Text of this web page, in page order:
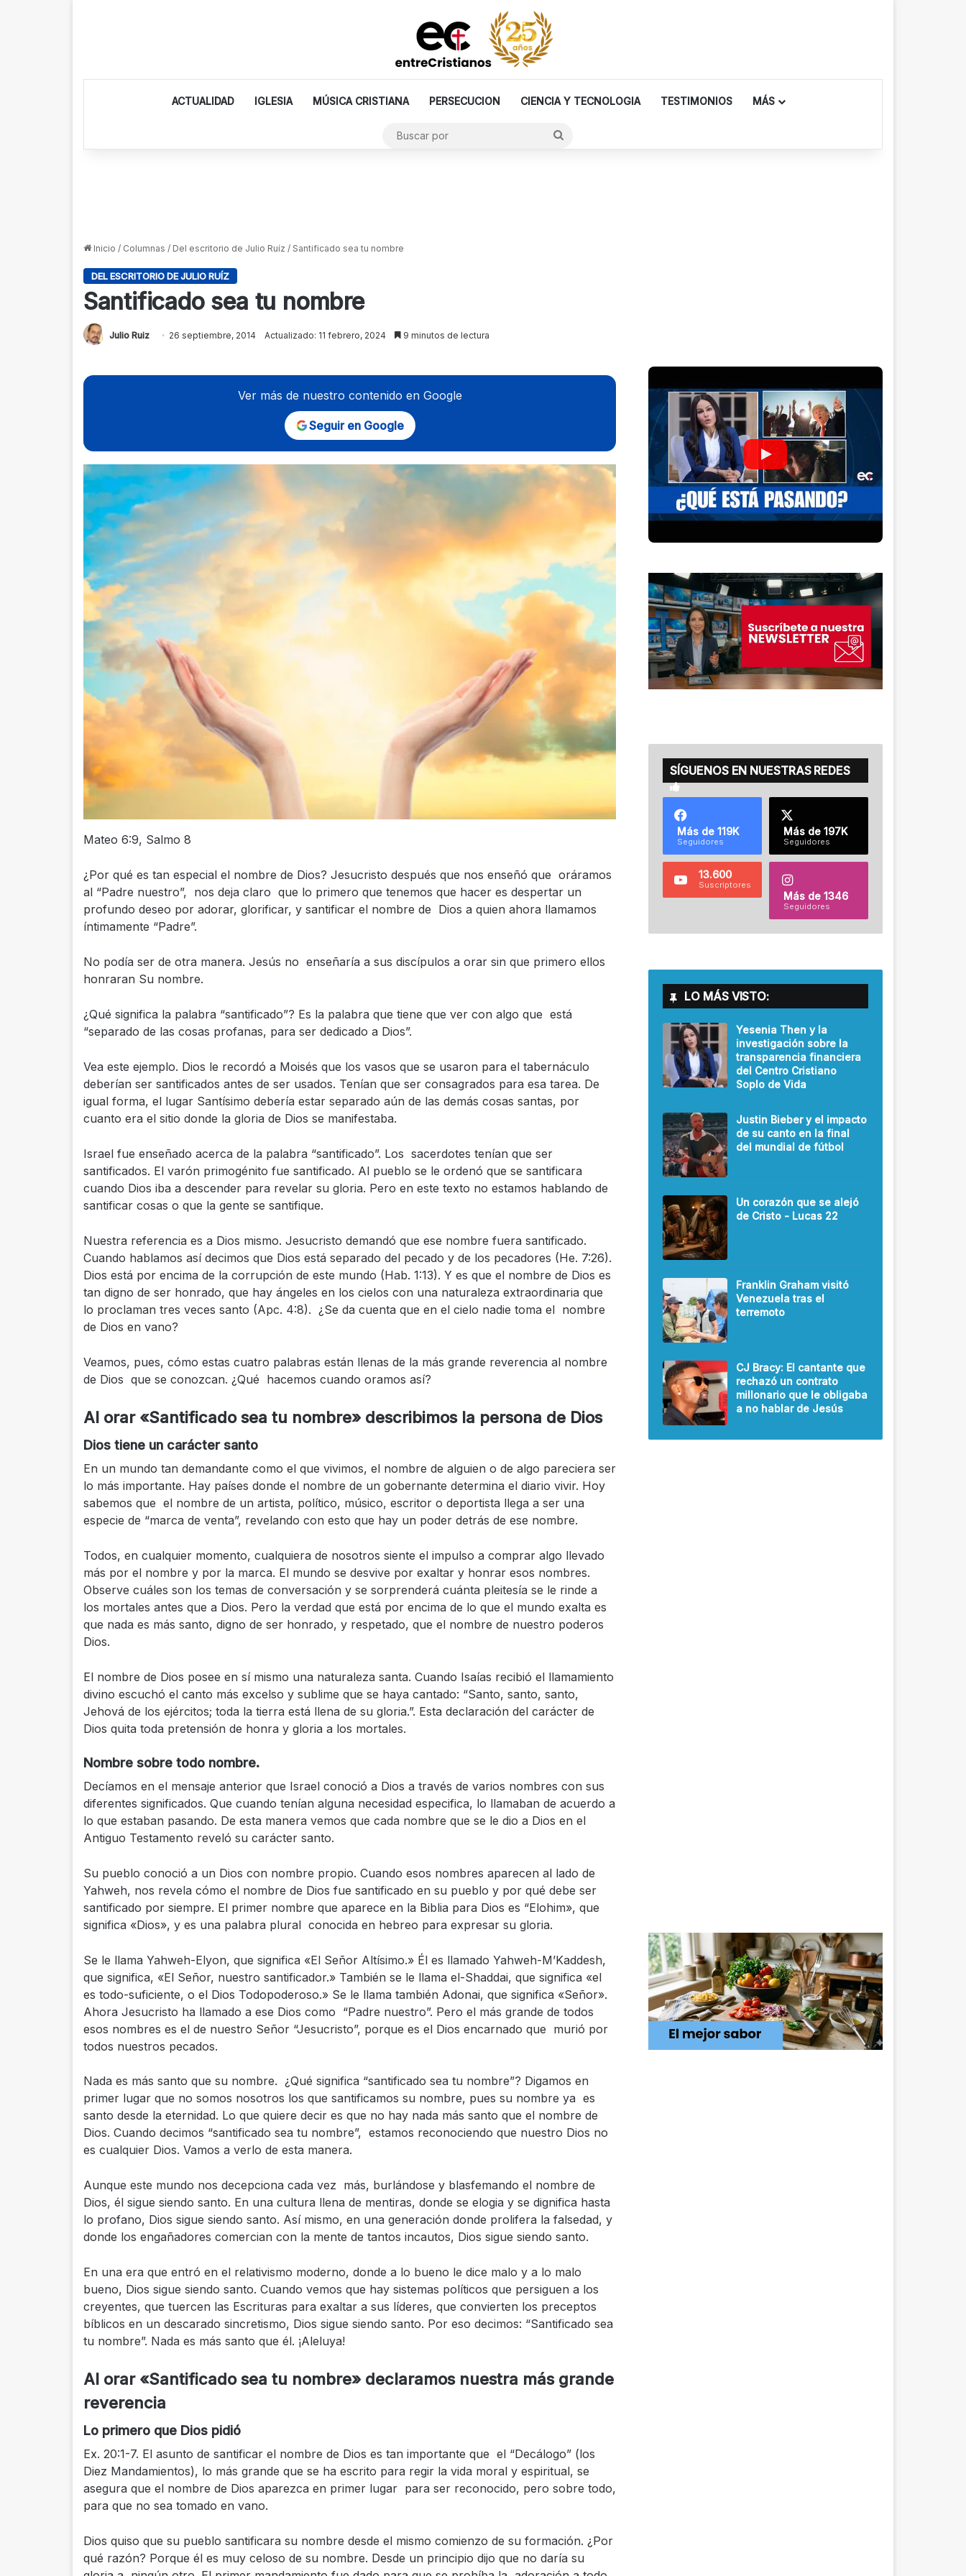
ACTUALIDAD IGLESIA MÚSICA CRISTIANA PERSECUCION CIENCIA Y TECNOLOGIA TESTIMONIOS MÁS
Inicio / Columnas / Del escritorio de Julio Ruíz / Santificado sea tu nombre
DEL ESCRITORIO DE JULIO RUÍZ
Santificado sea tu nombre
Julio Ruiz 26 septiembre, 2014 Actualizado: 11 febrero, 2024 9 minutos de lectura
Ver más de nuestro contenido en Google
Seguir en Google
Mateo 6:9, Salmo 8
¿Por qué es tan especial el nombre de Dios? Jesucristo después que nos enseñó que oráramos
al “Padre nuestro”, nos deja claro que lo primero que tenemos que hacer es despertar un
profundo deseo por adorar, glorificar, y santificar el nombre de Dios a quien ahora llamamos
íntimamente “Padre”.
No podía ser de otra manera. Jesús no enseñaría a sus discípulos a orar sin que primero ellos
honraran Su nombre.
¿Qué significa la palabra “santificado”? Es la palabra que tiene que ver con algo que está
“separado de las cosas profanas, para ser dedicado a Dios”.
Vea este ejemplo. Dios le recordó a Moisés que los vasos que se usaron para el tabernáculo
deberían ser santificados antes de ser usados. Tenían que ser consagrados para esa tarea. De
igual forma, el lugar Santísimo debería estar separado aún de las demás cosas santas, por
cuanto era el sitio donde la gloria de Dios se manifestaba.
Israel fue enseñado acerca de la palabra “santificado”. Los sacerdotes tenían que ser
santificados. El varón primogénito fue santificado. Al pueblo se le ordenó que se santificara
cuando Dios iba a descender para revelar su gloria. Pero en este texto no estamos hablando de
santificar cosas o que la gente se santifique.
Nuestra referencia es a Dios mismo. Jesucristo demandó que ese nombre fuera santificado.
Cuando hablamos así decimos que Dios está separado del pecado y de los pecadores (He. 7:26).
Dios está por encima de la corrupción de este mundo (Hab. 1:13). Y es que el nombre de Dios es
tan digno de ser honrado, que hay ángeles en los cielos con una naturaleza extraordinaria que
lo proclaman tres veces santo (Apc. 4:8). ¿Se da cuenta que en el cielo nadie toma el nombre
de Dios en vano?
Veamos, pues, cómo estas cuatro palabras están llenas de la más grande reverencia al nombre
de Dios que se conozcan. ¿Qué hacemos cuando oramos así?
Al orar «Santificado sea tu nombre» describimos la persona de Dios
Dios tiene un carácter santo
En un mundo tan demandante como el que vivimos, el nombre de alguien o de algo pareciera ser
lo más importante. Hay países donde el nombre de un gobernante determina el diario vivir. Hoy
sabemos que el nombre de un artista, político, músico, escritor o deportista llega a ser una
especie de “marca de venta”, revelando con esto que hay un poder detrás de ese nombre.
Todos, en cualquier momento, cualquiera de nosotros siente el impulso a comprar algo llevado
más por el nombre y por la marca. El mundo se desvive por exaltar y honrar esos nombres.
Observe cuáles son los temas de conversación y se sorprenderá cuánta pleitesía se le rinde a
los mortales antes que a Dios. Pero la verdad que está por encima de lo que el mundo exalta es
que nada es más santo, digno de ser honrado, y respetado, que el nombre de nuestro poderos
Dios.
El nombre de Dios posee en sí mismo una naturaleza santa. Cuando Isaías recibió el llamamiento
divino escuchó el canto más excelso y sublime que se haya cantado: “Santo, santo, santo,
Jehová de los ejércitos; toda la tierra está llena de su gloria.”. Esta declaración del carácter de
Dios quita toda pretensión de honra y gloria a los mortales.
Nombre sobre todo nombre.
Decíamos en el mensaje anterior que Israel conoció a Dios a través de varios nombres con sus
diferentes significados. Que cuando tenían alguna necesidad especifica, lo llamaban de acuerdo a
lo que estaban pasando. De esta manera vemos que cada nombre que se le dio a Dios en el
Antiguo Testamento reveló su carácter santo.
Su pueblo conoció a un Dios con nombre propio. Cuando esos nombres aparecen al lado de
Yahweh, nos revela cómo el nombre de Dios fue santificado en su pueblo y por qué debe ser
santificado por siempre. El primer nombre que aparece en la Biblia para Dios es “Elohim», que
significa «Dios», y es una palabra plural conocida en hebreo para expresar su gloria.
Se le llama Yahweh-Elyon, que significa «El Señor Altísimo.» Él es llamado Yahweh-M’Kaddesh,
que significa, «El Señor, nuestro santificador.» También se le llama el-Shaddai, que significa «el
es todo-suficiente, o el Dios Todopoderoso.» Se le llama también Adonai, que significa «Señor».
Ahora Jesucristo ha llamado a ese Dios como “Padre nuestro”. Pero el más grande de todos
esos nombres es el de nuestro Señor “Jesucristo”, porque es el Dios encarnado que murió por
todos nuestros pecados.
Nada es más santo que su nombre. ¿Qué significa “santificado sea tu nombre”? Digamos en
primer lugar que no somos nosotros los que santificamos su nombre, pues su nombre ya es
santo desde la eternidad. Lo que quiere decir es que no hay nada más santo que el nombre de
Dios. Cuando decimos “santificado sea tu nombre”, estamos reconociendo que nuestro Dios no
es cualquier Dios. Vamos a verlo de esta manera.
Aunque este mundo nos decepciona cada vez más, burlándose y blasfemando el nombre de
Dios, él sigue siendo santo. En una cultura llena de mentiras, donde se elogia y se dignifica hasta
lo profano, Dios sigue siendo santo. Así mismo, en una generación donde prolifera la falsedad, y
donde los engañadores comercian con la mente de tantos incautos, Dios sigue siendo santo.
En una era que entró en el relativismo moderno, donde a lo bueno le dice malo y a lo malo
bueno, Dios sigue siendo santo. Cuando vemos que hay sistemas políticos que persiguen a los
creyentes, que tuercen las Escrituras para exaltar a sus líderes, que convierten los preceptos
bíblicos en un descarado sincretismo, Dios sigue siendo santo. Por eso decimos: “Santificado sea
tu nombre”. Nada es más santo que él. ¡Aleluya!
Al orar «Santificado sea tu nombre» declaramos nuestra más grande
reverencia
Lo primero que Dios pidió
Ex. 20:1-7. El asunto de santificar el nombre de Dios es tan importante que el “Decálogo” (los
Diez Mandamientos), lo más grande que se ha escrito para regir la vida moral y espiritual, se
asegura que el nombre de Dios aparezca en primer lugar para ser reconocido, pero sobre todo,
para que no sea tomado en vano.
Dios quiso que su pueblo santificara su nombre desde el mismo comienzo de su formación. ¿Por
qué razón? Porque él es muy celoso de su nombre. Desde un principio dijo que no daría su
SÍGUENOS EN NUESTRAS REDES
Más de 119K
Seguidores
Más de 197K
Seguidores
13.600
Suscriptores
Más de 1346
Seguidores
LO MÁS VISTO:
Yesenia Then y la
investigación sobre la
transparencia financiera
del Centro Cristiano
Soplo de Vida
Justin Bieber y el impacto
de su canto en la final
del mundial de fútbol
Un corazón que se alejó
de Cristo - Lucas 22
Franklin Graham visitó
Venezuela tras el
terremoto
CJ Bracy: El cantante que
rechazó un contrato
millonario que le obligaba
a no hablar de Jesús